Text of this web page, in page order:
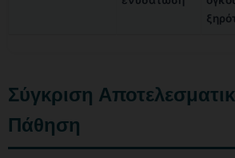
Σύγκριση
Πάθηση